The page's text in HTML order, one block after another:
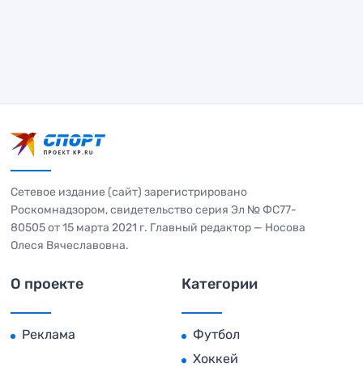
Сетевое издание (сайт) зарегистрировано
Роскомнадзором, свидетельство серия Эл № ФС77-
80505 от 15 марта 2021 г. Главный редактор — Носова
Олеся Вячеславовна.
О проекте
Реклама
Категории
Футбол
Хоккей